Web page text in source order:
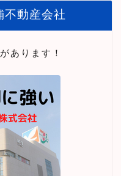
不動産会社
あります！